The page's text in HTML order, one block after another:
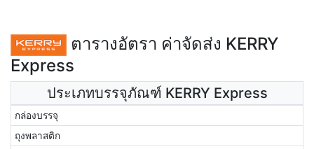
ตารางอัตรา ค่าจัดส่ง KERRY
Express
ประเภทบรรจุภัณฑ์ KERRY Express
กล่องบรรจุ
ถุงพลาสติก